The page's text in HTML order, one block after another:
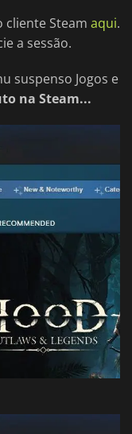
cliente Steam aqui.
a sessão.
suspenso Jogos e
na Steam...